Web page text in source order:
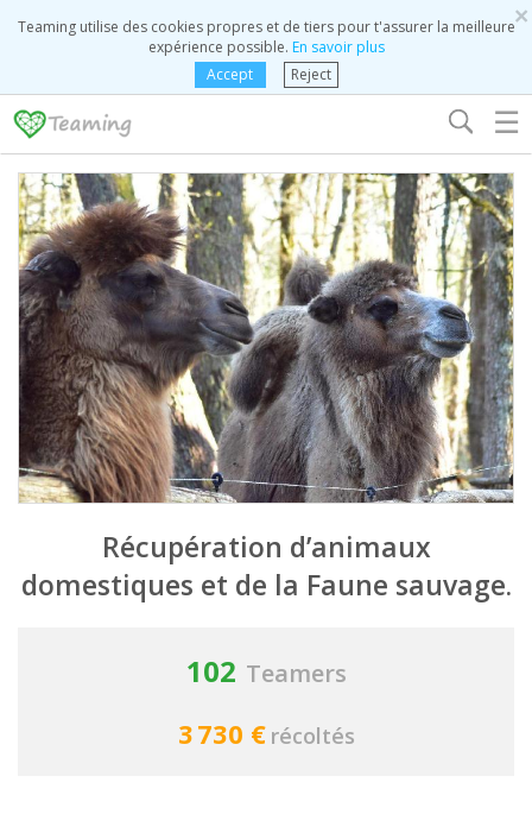
×
Teaming utilise des cookies propres et de tiers pour t'assurer la meilleure
expérience possible. En savoir plus
Accept
Reject
☰
Récupération d’animaux
domestiques et de la Faune sauvage.
102 Teamers
3 730 € récoltés